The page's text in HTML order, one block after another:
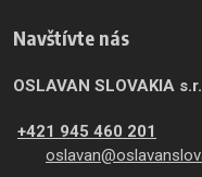
Navštívte nás
OSLAVAN SLOVAKIA
+421 945 460 201